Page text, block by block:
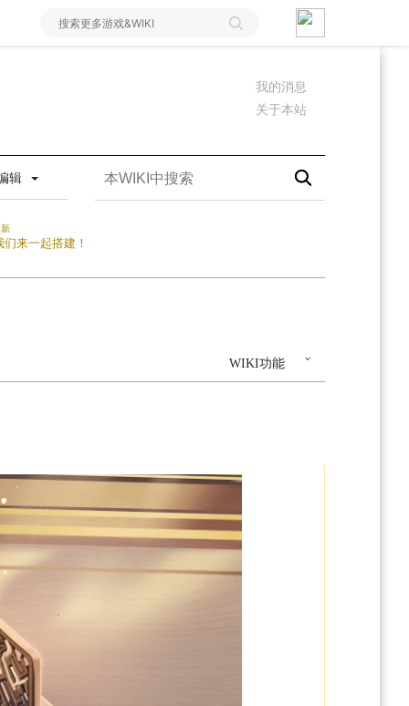
我的消息
关于本站
辑
来一起搭建！
WIKI功能